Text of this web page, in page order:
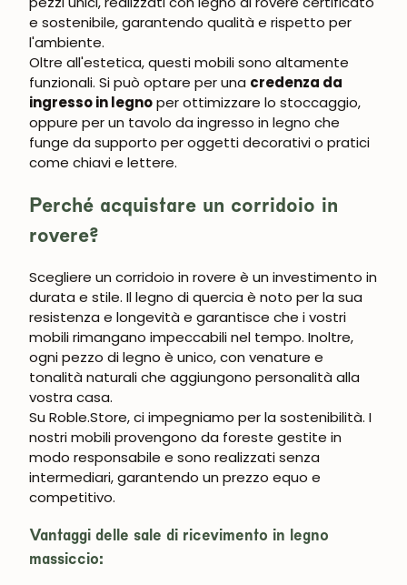
e sostenibile, garantendo qualità e rispetto per
l'ambiente.
Oltre all'estetica, questi mobili sono altamente
funzionali. Si può optare per una credenza da
ingresso in legnoper ottimizzare lo stoccaggio,
oppure per un tavolo da ingresso in legno che
funge da supporto per oggetti decorativi o pratici
come chiavi e lettere.
Perché acquistare un corridoio in
rovere?
Scegliere un corridoio in rovere è un investimento in
durata e stile. Il legno di quercia è noto per la sua
resistenza e longevità e garantisce che i vostri
mobili rimangano impeccabili nel tempo. Inoltre,
ogni pezzo di legno è unico, con venature e
tonalità naturali che aggiungono personalità alla
vostra casa.
Su Roble.Store,ci impegniamo per la sostenibilità. I
nostri mobili provengono da foreste gestite in
modo responsabile e sono realizzati senza
intermediari, garantendo un prezzo equo e
competitivo.
Vantaggi delle sale di ricevimento in legno
massiccio:
UNISCITI ALLA NOSTRA
COMMUNITY
Ottieni uno sconto del 5%.
Novità e vantaggi riservati agli iscritti.
Iscrivermi